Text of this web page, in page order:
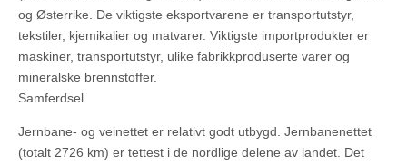
og Østerrike. De viktigste eksportvarene er transportutstyr,
tekstiler, kjemikalier og matvarer. Viktigste importprodukter er
maskiner, transportutstyr, ulike fabrikkproduserte varer og
mineralske brennstoffer.
Samferdsel
Jernbane- og veinettet er relativt godt utbygd. Jernbanenettet
(totalt 2726 km) er tettest i de nordlige delene av landet. Det